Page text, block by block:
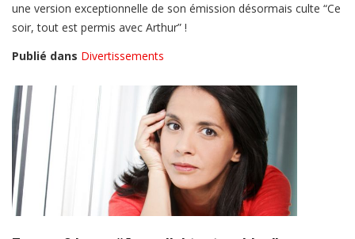
une version exceptionnelle de son émission désormais culte “Ce
soir, tout est permis avec Arthur” !
Publié dans Divertissements